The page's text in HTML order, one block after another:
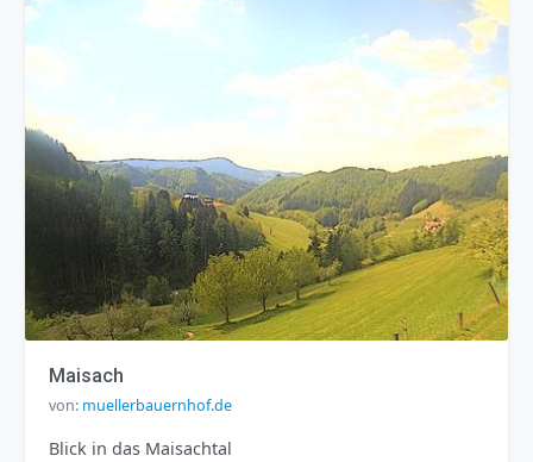
Maisach
von: muellerbauernhof.de
Blick in das Maisachtal